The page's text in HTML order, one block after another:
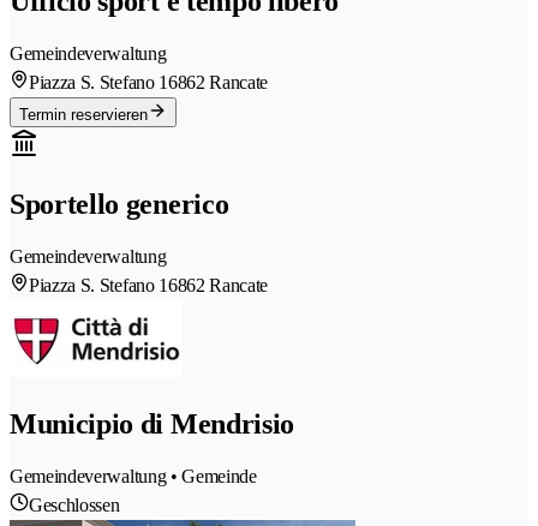
Gemeindeverwaltung
Piazza S. Stefano 16862 Rancate
Termin reservieren
Sportello generico
Gemeindeverwaltung
Piazza S. Stefano 16862 Rancate
Municipio di Mendrisio
Gemeindeverwaltung • Gemeinde
Geschlossen